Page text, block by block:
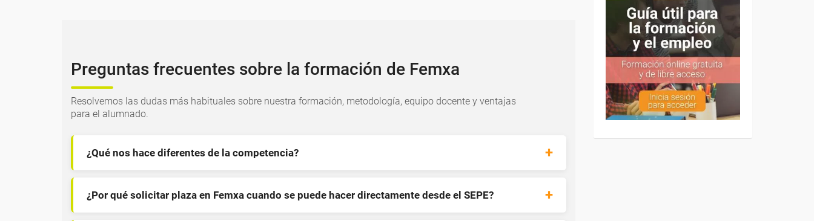
Preguntas frecuentes sobre la formación de Femxa
Resolvemos las dudas más habituales sobre nuestra formación, metodología, equipo docente y ventajas
para el alumnado.
¿Qué nos hace diferentes de la competencia?
¿Por qué solicitar plaza en Femxa cuando se puede hacer directamente desde el SEPE?